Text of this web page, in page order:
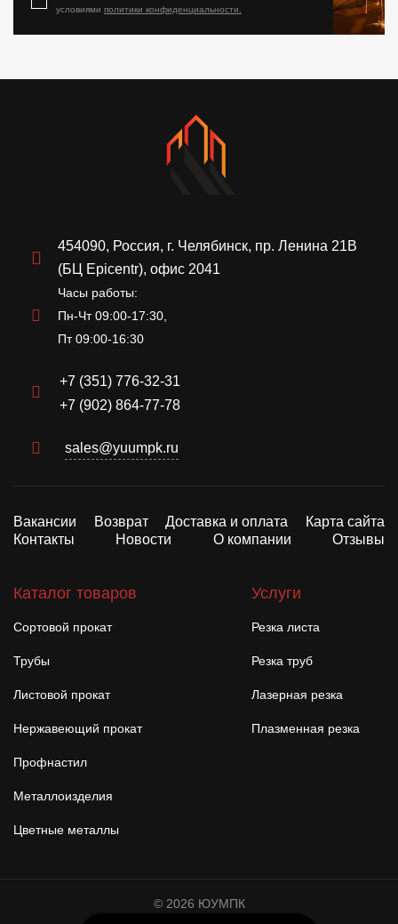
условиями политики конфиденциальности.
454090, Россия, г. Челябинск, пр. Ленина 21В
(БЦ Epicentr), офис 2041
Часы работы:
Пн-Чт 09:00-17:30,
Пт 09:00-16:30
+7 (351) 776-32-31
+7 (902) 864-77-78
sales@yuumpk.ru
Вакансии Возврат Доставка и оплата
Карта сайта
Контакты
Новости О компании Отзывы
Каталог товаров
Сортовой прокат
Трубы
Листовой прокат
Нержавеющий прокат
Профнастил
Металлоизделия
Цветные металлы
Услуги
Резка листа
Резка труб
Лазерная резка
Плазменная резка
© 2026 ЮУМПК